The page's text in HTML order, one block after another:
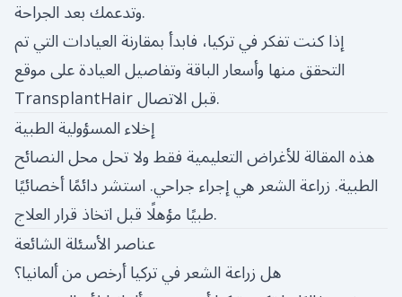
وتدعمك بعد الجراحة.
إذا كنت تفكر في تركيا، فابدأ بمقارنة العيادات التي تم
التحقق منها وأسعار الباقة وتفاصيل العيادة على موقع
TransplantHair قبل الاتصال.
إخلاء المسؤولية الطبية
هذه المقالة للأغراض التعليمية فقط ولا تحل محل النصائح
الطبية. زراعة الشعر هي إجراء جراحي. استشر دائمًا أخصائيًا
طبيًا مؤهلًا قبل اتخاذ قرار العلاج.
عناصر الأسئلة الشائعة
هل زراعة الشعر في تركيا أرخص من ألمانيا؟